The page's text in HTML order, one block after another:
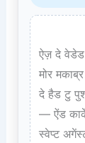
ऐज़ दे वेडेड
मोर
दे हैड टु
— ऐंड
स्वेप्ट